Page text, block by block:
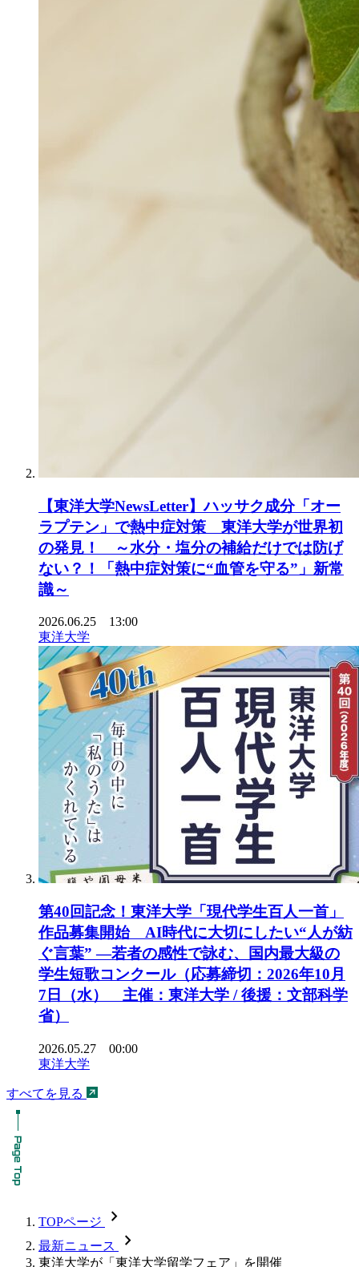
【東洋大学NewsLetter】ハッサク成分「オー
ラプテン」で熱中症対策 東洋大学が世界初
の発見！ ～水分・塩分の補給だけでは防げ
ない？！「熱中症対策に“血管を守る”」新常
識～
2026.06.25 13:00
東洋大学
第40回記念！東洋大学「現代学生百人一首」
作品募集開始 AI時代に大切にしたい“人が紡
ぐ言葉” ―若者の感性で詠む、国内最大級の
学生短歌コンクール（応募締切：2026年10月
7日（水） 主催：東洋大学 / 後援：文部科学
省）
2026.05.27 00:00
東洋大学
すべてを見る
TOPページ chevron_forward
最新ニュース chevron_forward
東洋大学が「東洋大学留学フェア」を開催